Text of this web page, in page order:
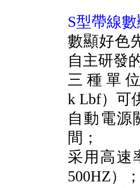
S型帶線數
數顯好色
自主研發
三種單
k Lbf）可供
自動電源
間；
采用高速
500HZ）